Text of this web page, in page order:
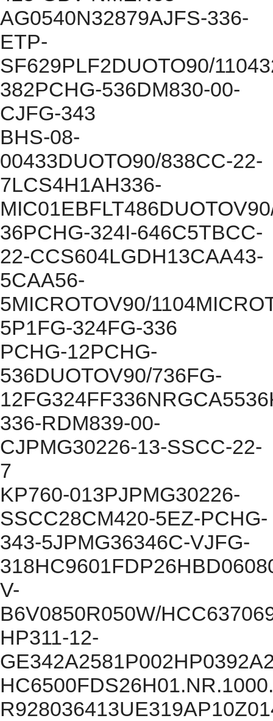
AG0540N32879AJFS-336-
ETP-
SF629PLF2DUOTO90/
382PCHG-536DM830-00-
CJFG-343
BHS-08-
00433DUOTO90/838CC-22-
7LCS4H1AH336-
36PCHG-324I-646C5TBCC-
22-CCS604LGDH13CAA43-
5CAA56-
5MICROTOV90/
5P1FG-324FG-336
PCHG-12PCHG-
536DUOTOV90/736FG-
336-RDM839-00-
CJPMG30226-13-SSCC-22-
7
KP760-013PJPMG30226-
SSCC28CM420-5EZ-PCHG-
343-5JPMG36346C-VJFG-
V-
B6V0850R050W/
HP311-12-